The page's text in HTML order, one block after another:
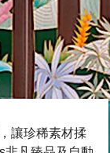
讓珍稀素材揉